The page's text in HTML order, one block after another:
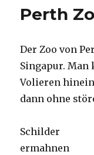
Perth
Der Zoo von
Singapur. Man
Volieren
dann ohne
Schilder
ermahnen